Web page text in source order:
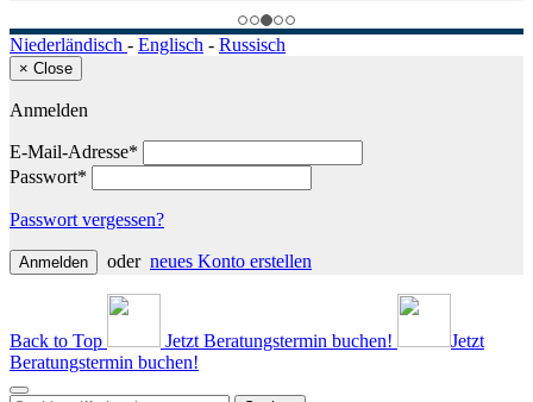
Niederländisch - Englisch - Russisch
× Close
Anmelden
E-Mail-Adresse*
Passwort*
Passwort vergessen?
Anmelden oder neues Konto erstellen
Back to Top Jetzt Beratungstermin buchen!
Jetzt
Beratungstermin buchen!